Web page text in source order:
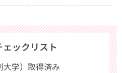
ックリスト
学）取得済み